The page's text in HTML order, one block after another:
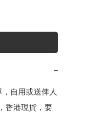
−
自用或送俾人
香港現貨，要